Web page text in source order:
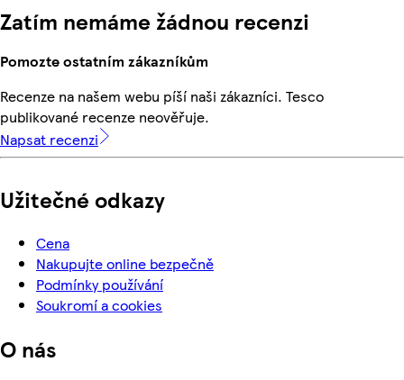
Zatím nemáme žádnou recenzi
Pomozte ostatním zákazníkům
Recenze na našem webu píší naši zákazníci. Tesco
publikované recenze neověřuje.
Napsat recenzi
Užitečné odkazy
Cena
Nakupujte online bezpečně
Podmínky používání
Soukromí a cookies
O nás